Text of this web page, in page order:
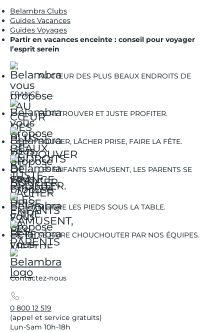
Belambra Clubs
Guides Vacances
Guides Voyages
Partir en vacances enceinte : conseil pour voyager
l’esprit serein
AU CŒUR DES PLUS BEAUX ENDROITS DE
FRANCE.
SE RETROUVER ET JUSTE PROFITER.
BOUGER, LÂCHER PRISE, FAIRE LA FÊTE.
LES ENFANTS S'AMUSENT, LES PARENTS SE
DÉTENDENT.
METTRE LES PIEDS SOUS LA TABLE.
SE FAIRE CHOUCHOUTER PAR NOS ÉQUIPES.
Contactez-nous
0 800 12 519
(appel et service gratuits)
Lun-Sam 10h-18h